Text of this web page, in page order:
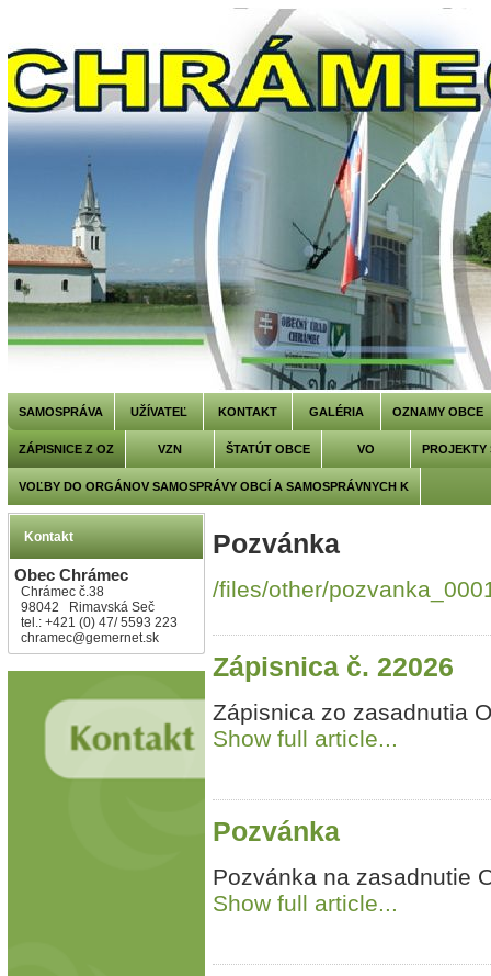
SAMOSPRÁVA UŽÍVATEĽ KONTAKT GALÉRIA OZNAMY OBCE
ZÁPISNICE Z OZ VZN ŠTATÚT OBCE VO PROJEKTY
VOĽBY DO ORGÁNOV SAMOSPRÁVY OBCÍ A SAMOSPRÁVNYCH K
Kontakt
Obec Chrámec
Chrámec č.38
98042 Rimavská Seč
tel.: +421 (0) 47/ 5593 223
chramec@gemernet.sk
Pozvánka
/files/other/
Zápisnica č. 22026
Zápisnica zo zasadnutia
Show full article...
Pozvánka
Pozvánka na zasadnutie
Show full article...